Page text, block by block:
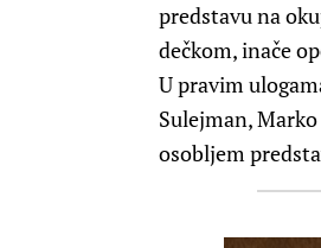
predstavu na
dečkom, inače
U pravim
Sulejman,
osobljem